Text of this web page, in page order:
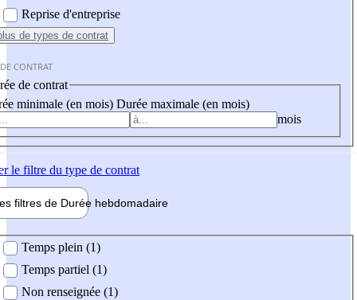
Reprise d'entreprise
de types de contrat
CONTRAT
de contrat
minimale (en mois) Durée maximale (en mois)
mois
le filtre du type de contrat
filtres de Durée hebdomadaire
Temps plein (1)
Temps partiel (1)
Non renseignée (1)